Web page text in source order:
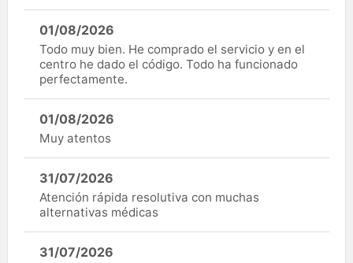
01/08/2026
Todo muy bien. He comprado el servicio y en el
centro he dado el código. Todo ha funcionado
perfectamente.
01/08/2026
Muy atentos
31/07/2026
Atención rápida resolutiva con muchas
alternativas médicas
31/07/2026